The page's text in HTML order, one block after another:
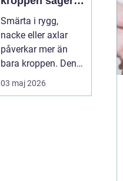
ifrån
Smärta i rygg,
nacke eller axlar
påverkar mer än
bara kroppen. Den
tar energi,
koncentration och
03 maj 2026